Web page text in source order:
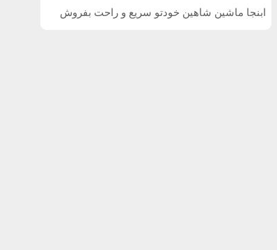
ابنجا ماشین شاهین خودتو سریع و راحت بفروش